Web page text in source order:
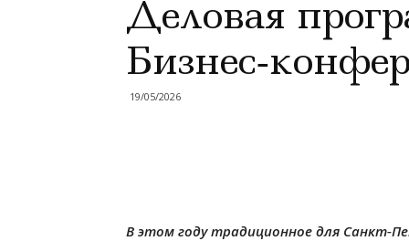
Деловая
19/05/2026
В этом году традиционное для